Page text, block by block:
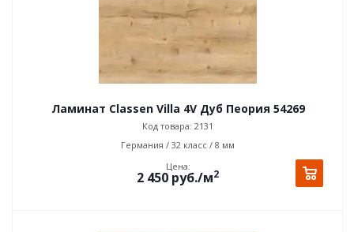
Ламинат Classen Villa 4V Дуб Пеория 54269
Код товара: 2131
Германия / 32 класс / 8 мм
Цена:
2 450 руб./м2